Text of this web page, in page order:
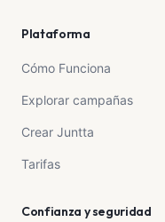
Plataforma
Cómo Funciona
Explorar campañas
Crear Juntta
Tarifas
Confianza y seguridad